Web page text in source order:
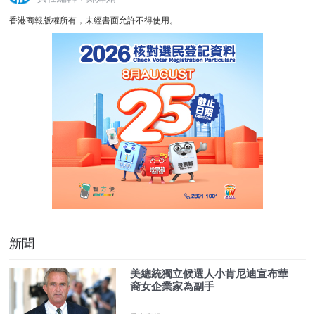
香港商報版權所有，未經書面允許不得使用。
新聞
美總統獨立候選人小肯尼迪宣布華
裔女企業家為副手